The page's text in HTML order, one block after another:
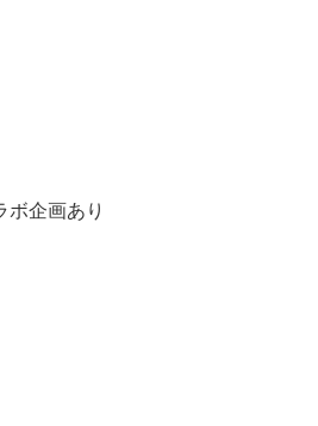
ボ企画あり